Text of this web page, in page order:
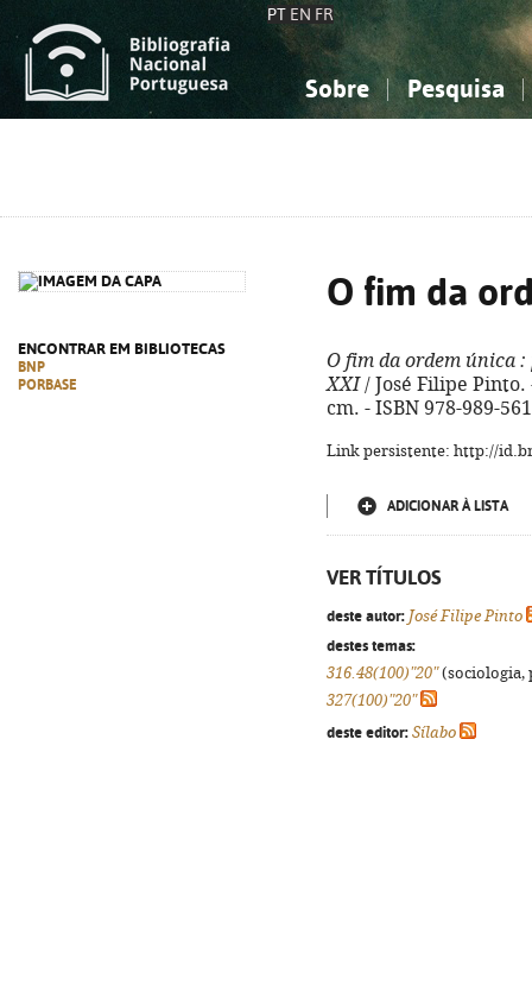
PT EN FR
Sobre Pesquisa
ENCONTRAR EM BIBLIOTECAS
BNP
PORBASE
O fim da
O fim da ordem única :
XXI/ José Filipe Pinto.
cm. - ISBN 978-989-
Link persistente: http://
ADICIONAR À LISTA
VER TÍTULOS
deste autor: José Filipe Pinto
destes temas:
316.48(100)"20"(sociologia,
327(100)"20"
deste editor: Sílabo